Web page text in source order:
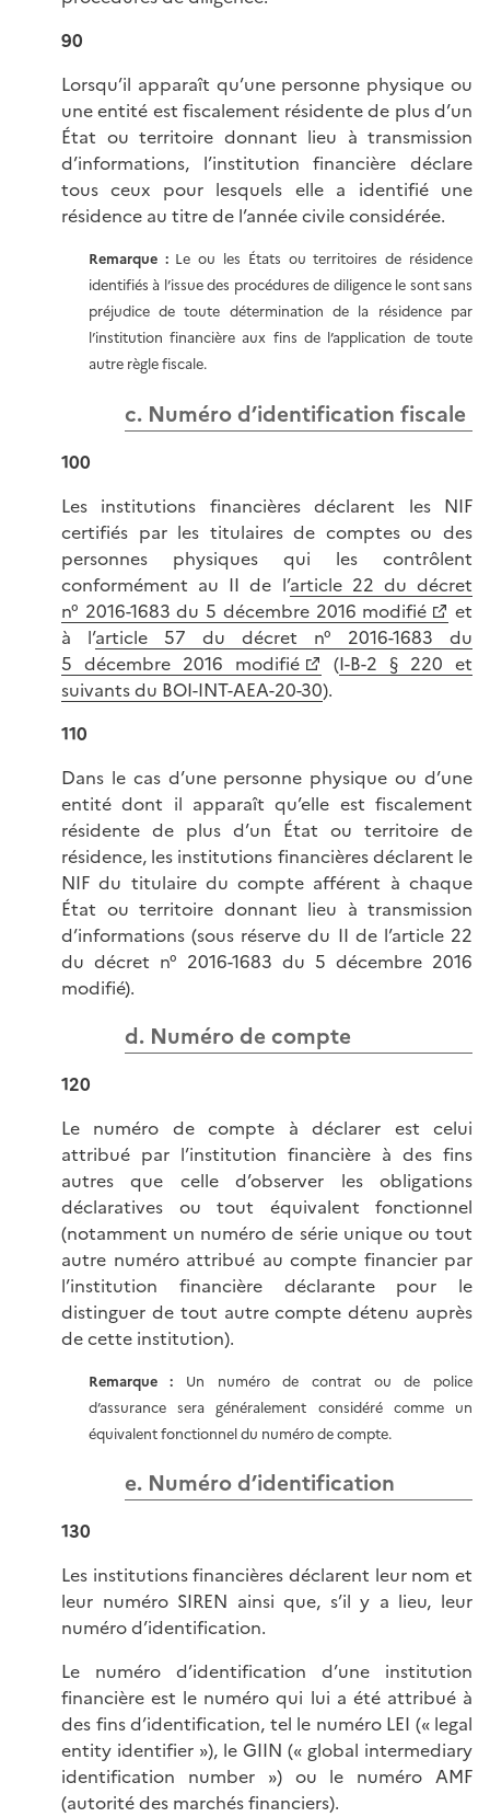
90
Lorsqu’il apparaît qu’une personne physique ou
une entité est fiscalement résidente de plus d’un
État ou territoire donnant lieu à transmission
d’informations, l’institution financière déclare
tous ceux pour lesquels elle a identifié une
résidence au titre de l’année civile considérée.
Remarque :Le ou les États ou territoires de résidence
identifiés à l’issue des procédures de diligence le sont sans
préjudice de toute détermination de la résidence par
l’institution financière aux fins de l’application de toute
autre règle fiscale.
c. Numéro d’identification fiscale
100
Les institutions financières déclarent les NIF
certifiés par les titulaires de comptes ou des
personnes physiques qui les contrôlent
conformément au II de l’article 22 du décret
n° 2016-1683 du 5 décembre 2016 modifié
et
à l’article 57 du décret n° 2016-1683 du
5 décembre 2016 modifié
(I-B-2 § 220 et
suivants du BOI-INT-AEA-20-30).
110
Dans le cas d’une personne physique ou d’une
entité dont il apparaît qu’elle est fiscalement
résidente de plus d’un État ou territoire de
résidence, les institutions financières déclarent le
NIF du titulaire du compte afférent à chaque
État ou territoire donnant lieu à transmission
d’informations (sous réserve du II de l’article 22
du décret n° 2016-1683 du 5 décembre 2016
modifié).
d. Numéro de compte
120
Le numéro de compte à déclarer est celui
attribué par l’institution financière à des fins
autres que celle d’observer les obligations
déclaratives ou tout équivalent fonctionnel
(notamment un numéro de série unique ou tout
autre numéro attribué au compte financier par
l’institution financière déclarante pour le
distinguer de tout autre compte détenu auprès
de cette institution).
Remarque : Un numéro de contrat ou de police
d’assurance sera généralement considéré comme un
équivalent fonctionnel du numéro de compte.
e. Numéro d’identification
130
Les institutions financières déclarent leur nom et
leur numéro SIREN ainsi que, s’il y a lieu, leur
numéro d’identification.
Le numéro d’identification d’une institution
financière est le numéro qui lui a été attribué à
des fins d’identification, tel le numéro LEI (« legal
entity identifier »), le GIIN (« global intermediary
identification number ») ou le numéro AMF
(autorité des marchés financiers).